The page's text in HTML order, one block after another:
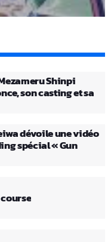
Shinpi
son casting et sa
dévoile une vidéo
spécial « Gun